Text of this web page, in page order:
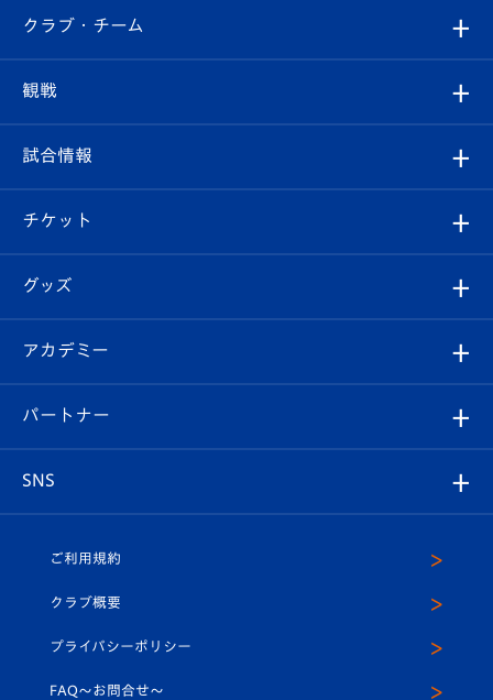
すべて
クラブ
試合情報
チケット
イベント
メディア
ホームタウン
クラブ・チーム
クラブ概要
エンブレム紹介
スタッフプロフィール
マスコット紹介
平和祈念活動
観戦
観戦ルール
はじめての観戦ガイド
Revive Team
ヴィヴィくんの長崎おもてなしガイド
試合情報
試合日程/結果
フォトギャラリー
スタジアムグルメ
チケット
チケット
V-LOVERS（ファンクラブ）
プレイヤーズスイート
グッズ
オンラインショップ
店舗情報
アカデミー
育成からのお知らせ
U-18
スクール
パートナー
SNS
ヴィヴィくんインスタグラム
公式LINE＠
ご利用規約
クラブ概要
プライバシーポリシー
FAQ〜お問合せ〜